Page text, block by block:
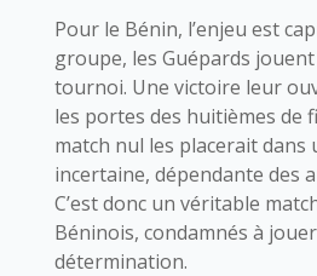
Pour le Bénin, l’enjeu est
groupe, les Guépards
tournoi. Une victoire leur
les portes des huitièmes de
match nul les placerait dans
incertaine, dépendante des
C’est donc un véritable
Béninois, condamnés à
détermination.